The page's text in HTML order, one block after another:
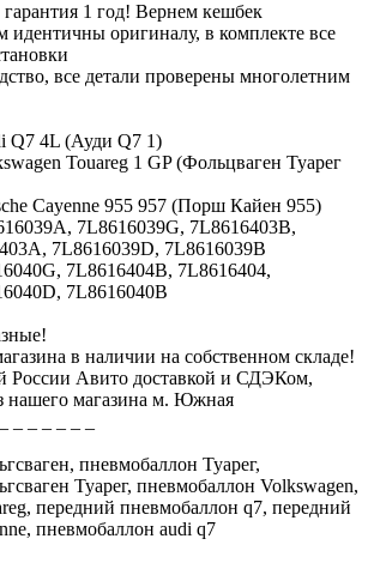
гарантия 1 год! Вернем кешбек
идентичны оригиналу, в комплекте все
все детали проверены многолетним
Q7 4L (Ауди Q7 1)
Touareg 1 GP (Фольцваген Туарег
Cayenne 955 957 (Порш Кайен 955)
7L8616039G, 7L8616403B,
7L8616039D, 7L8616039B
7L8616404B, 7L8616404,
7L8616040B
в наличии на собственном складе!
России Авито доставкой и СДЭКом,
нашего магазина м. Южная
пневмобаллон Туарег,
Туарег, пневмобаллон Volkswagen,
передний пневмобаллон q7, передний
пневмобаллон audi q7